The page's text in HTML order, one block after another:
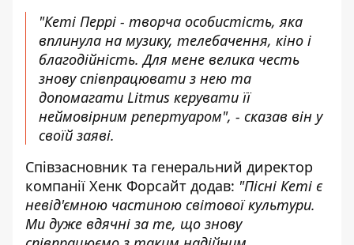
"Кеті Перрі - творча особистість, яка
вплинула на музику, телебачення, кіно і
благодійність. Для мене велика честь
знову співпрацювати з нею та
допомагати Litmus керувати її
неймовірним репертуаром", - сказав він у
своїй заяві.
Співзасновник та генеральний директор
компанії Хенк Форсайт додав: "Пісні Кеті є
невід'ємною частиною світової культури.
Ми дуже вдячні за те, що знову